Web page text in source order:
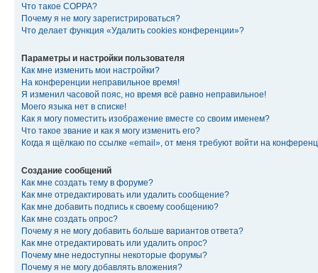
Что такое COPPA?
Почему я не могу зарегистрироваться?
Что делает функция «Удалить cookies конференции»?
Параметры и настройки пользователя
Как мне изменить мои настройки?
На конференции неправильное время!
Я изменил часовой пояс, но время всё равно неправильное!
Моего языка нет в списке!
Как я могу поместить изображение вместе со своим именем?
Что такое звание и как я могу изменить его?
Когда я щёлкаю по ссылке «email», от меня требуют войти на
Создание сообщений
Как мне создать тему в форуме?
Как мне отредактировать или удалить сообщение?
Как мне добавить подпись к своему сообщению?
Как мне создать опрос?
Почему я не могу добавить больше вариантов ответа?
Как мне отредактировать или удалить опрос?
Почему мне недоступны некоторые форумы?
Почему я не могу добавлять вложения?